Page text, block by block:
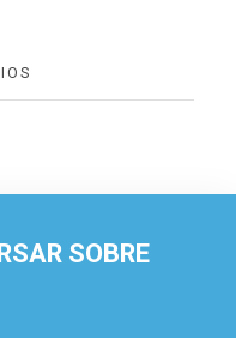
SOBRE